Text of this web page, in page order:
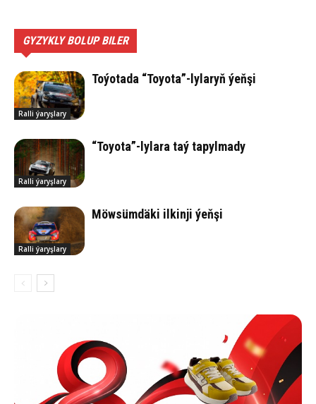
GYZYKLY BOLUP BILER
Ralli ýaryşlary
Toýotada “Toyota”-lylaryň ýeňşi
Ralli ýaryşlary
“Toyota”-lylara taý tapylmady
Ralli ýaryşlary
Möwsümdäki ilkinji ýeňşi